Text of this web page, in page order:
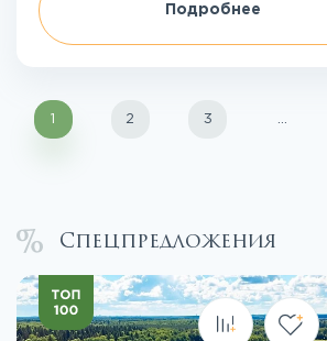
Подробнее
1 2 3
Спецпредложения